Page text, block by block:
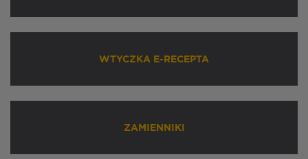
WTYCZKA E-RECEPTA
ZAMIENNIKI